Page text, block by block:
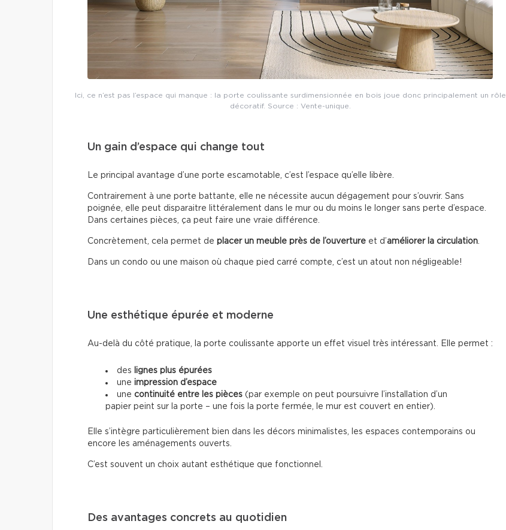
Ici, ce n’est pas l’espace qui manque : la porte coulissante surdimensionnée en bois joue donc principalement un rôle
décoratif. Source : Vente-unique.
Un gain d’espace qui change tout
Le principal avantage d’une porte escamotable, c’est l’espace qu’elle libère.
Contrairement à une porte battante, elle ne nécessite aucun dégagement pour s’ouvrir. Sans
poignée, elle peut disparaitre littéralement dans le mur ou du moins le longer sans perte d’espace.
Dans certaines pièces, ça peut faire une vraie différence.
Concrètement, cela permet de placer un meuble près de l’ouverture et d’améliorer la circulation.
Dans un condo ou une maison où chaque pied carré compte, c’est un atout non négligeable!
Une esthétique épurée et moderne
Au-delà du côté pratique, la porte coulissante apporte un effet visuel très intéressant. Elle permet :
des
lignes plus épurées
une impression d’espace
une continuité entre les pièces (par exemple on peut poursuivre l’installation d’un
papier peint sur la porte – une fois la porte fermée, le mur est couvert en entier).
Elle s’intègre particulièrement bien dans les décors minimalistes, les espaces contemporains ou
encore les aménagements ouverts.
C’est souvent un choix autant esthétique que fonctionnel.
Des avantages concrets au quotidien